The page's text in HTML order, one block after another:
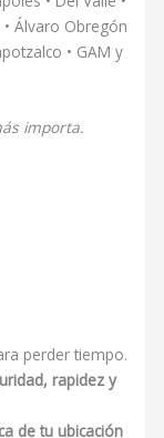
Álvaro Obregón
• GAM y
importa.
perder tiempo.
rapidez y
de tu ubicación